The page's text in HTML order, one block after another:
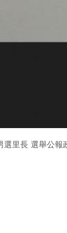
里長 選舉公報